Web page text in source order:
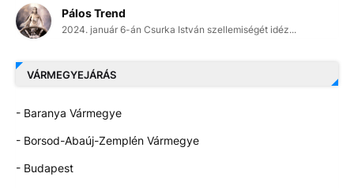
Pálos Trend
2024. január 6-án Csurka István szellemiségét idéz...
VÁRMEGYEJÁRÁS
- Baranya Vármegye
- Borsod-Abaúj-Zemplén Vármegye
- Budapest